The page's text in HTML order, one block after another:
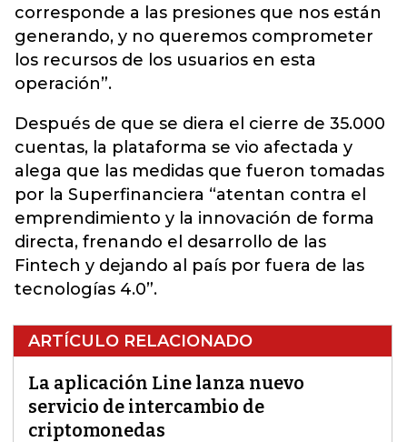
corresponde a las presiones que nos están
generando, y no queremos comprometer
los recursos de los usuarios en esta
operación”.
Después de que se diera el cierre de 35.000
cuentas, la plataforma se vio afectada y
alega que las medidas que fueron tomadas
por la Superfinanciera “atentan contra el
emprendimiento y la innovación de forma
directa, frenando el desarrollo de las
Fintech y dejando al país por fuera de las
tecnologías 4.0”.
ARTÍCULO RELACIONADO
La aplicación Line lanza nuevo
servicio de intercambio de
criptomonedas